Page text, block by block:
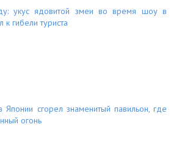
укус ядовитой змеи во время шоу в
гибели туриста
Японии сгорел знаменитый павильон, где
огонь